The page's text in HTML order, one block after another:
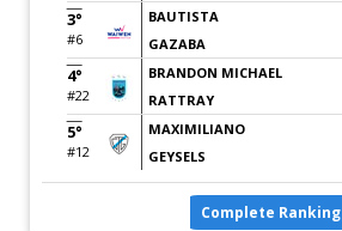
3°
#6
BAUTISTA
GAZABA
4°
#22
BRANDON MICHAEL
RATTRAY
5°
#12
MAXIMILIANO
GEYSELS
Complete Ranking